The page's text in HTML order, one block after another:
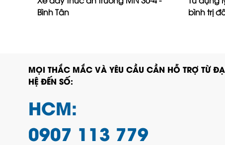
Bình Tân
bình trị
MỌI THẮC MẮC VÀ YÊU CẦU CẦN HỖ TRỢ TỪ
HỆ ĐẾN SỐ:
HCM:
0907 113 779